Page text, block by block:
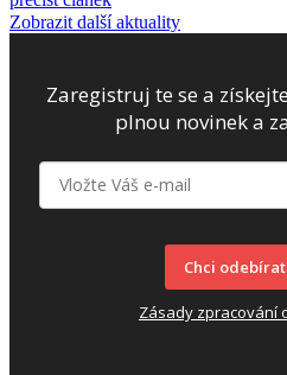
Zobrazit další aktuality
Zaregistruj te se a
plnou novinek a
Chci
Zásady zpracování